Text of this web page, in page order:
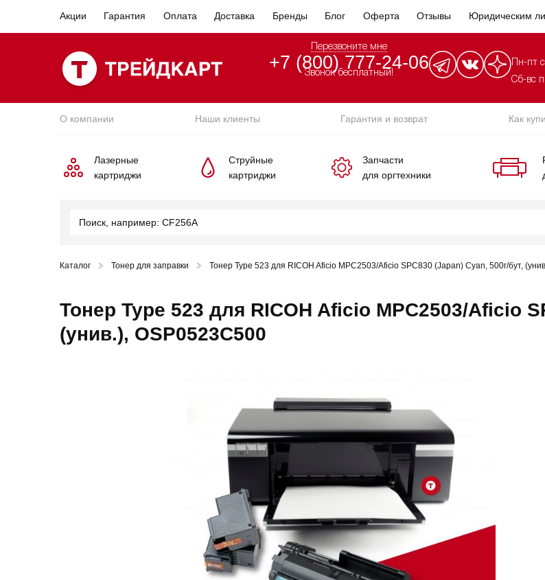
Акции Гарантия Оплата Доставка Бренды Блог Оферта Отзывы Юридическим
Перезвоните мне
+7 (800) 777-24-06
Звонок бесплатный!
Пн-пт
Сб-вс
О компании Наши клиенты Гарантия и возврат Как
Лазерные
картриджи
Струйные
картриджи
Запчасти
для оргтехники
Каталог Тонер для заправки Тонер Type 523 для RICOH Aficio MPC2503/Aficio SPC830 (Japan) Cyan, 500г/бут,
Тонер Type 523 для RICOH Aficio MPC2503/Aficio
(унив.), OSP0523C500